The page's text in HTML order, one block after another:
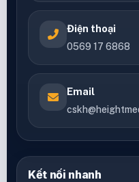
Điện thoại
0569 17 6868
Email
Kết nối nhanh